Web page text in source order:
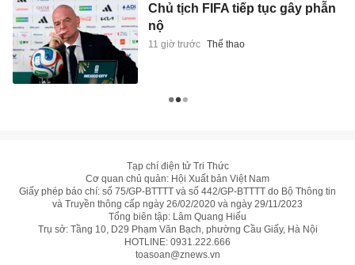
Chủ tịch FIFA tiếp tục gây phẫn
nộ
11 giờ trước Thể thao
Tạp chí điện tử Tri Thức
Cơ quan chủ quản: Hội Xuất bản Việt Nam
Giấy phép báo chí: số 75/GP-BTTTT và số 442/GP-BTTTT do Bộ Thông tin
và Truyền thông cấp ngày 26/02/2020 và ngày 29/11/2023
Tổng biên tập: Lâm Quang Hiếu
Trụ sở: Tầng 10, D29 Phạm Văn Bạch, phường Cầu Giấy, Hà Nội
HOTLINE: 0931.222.666
toasoan@znews.vn